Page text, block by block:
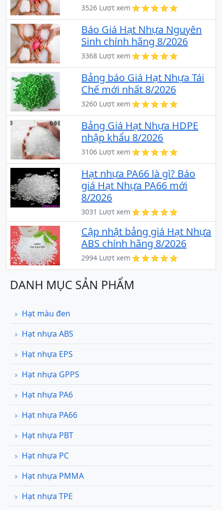
3526 Lượt xem
Báo Giá Hạt Nhựa Nguyên
Sinh chính hãng 8/2026
3368 Lượt xem
Bảng báo Giá Hạt Nhựa Tái
Chế mới nhất 8/2026
3260 Lượt xem
Bảng Giá Hạt Nhựa HDPE
nhập khẩu 8/2026
3106 Lượt xem
Hạt nhựa PA66 là gì? Báo
giá Hạt Nhựa PA66 mới
8/2026
3031 Lượt xem
Cập nhật bảng giá Hạt Nhựa
ABS chính hãng 8/2026
2994 Lượt xem
DANH MỤC SẢN PHẨM
Hạt màu đen
Hạt nhựa ABS
Hạt nhựa EPS
Hạt nhựa GPPS
Hạt nhựa PA6
Hạt nhựa PA66
Hạt nhựa PBT
Hạt nhựa PC
Hạt nhựa PMMA
Hạt nhựa TPE